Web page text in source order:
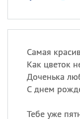
Самая
Как цветок
Доченька
С днем
Тебе уже